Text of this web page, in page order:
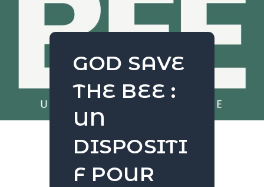
GOD SAVE
THE BEE :
UN
DISPOSITI
F POUR